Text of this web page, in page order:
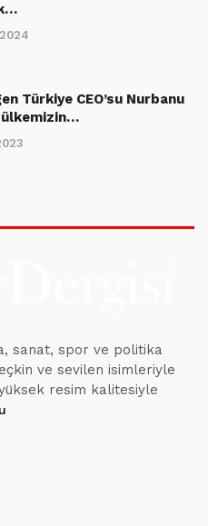
Türkiye CEO’su Nurbanu
ülkemizin…
sanat, spor ve politika
ve sevilen isimleriyle
resim kalitesiyle